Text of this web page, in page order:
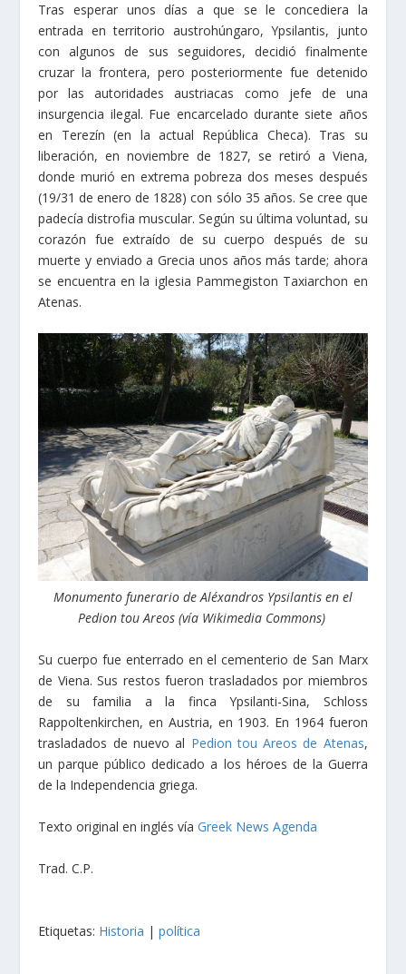
Tras esperar unos días a que se le concediera la
entrada en territorio austrohúngaro, Ypsilantis, junto
con algunos de sus seguidores, decidió finalmente
cruzar la frontera, pero posteriormente fue detenido
por las autoridades austriacas como jefe de una
insurgencia ilegal. Fue encarcelado durante siete años
en Terezín (en la actual República Checa). Tras su
liberación, en noviembre de 1827, se retiró a Viena,
donde murió en extrema pobreza dos meses después
(19/31 de enero de 1828) con sólo 35 años. Se cree que
padecía distrofia muscular. Según su última voluntad, su
corazón fue extraído de su cuerpo después de su
muerte y enviado a Grecia unos años más tarde; ahora
se encuentra en la iglesia Pammegiston Taxiarchon en
Atenas.
Monumento funerario de Aléxandros Ypsilantis en el
Pedion tou Areos (vía Wikimedia Commons)
Su cuerpo fue enterrado en el cementerio de San Marx
de Viena. Sus restos fueron trasladados por miembros
de su familia a la finca Ypsilanti-Sina, Schloss
Rappoltenkirchen, en Austria, en 1903. En 1964 fueron
trasladados de nuevo al Pedion tou Areos de Atenas,
un parque público dedicado a los héroes de la Guerra
de la Independencia griega.
Texto original en inglés víaGreek News Agenda
Trad. C.P.
Etiquetas: Historia |política